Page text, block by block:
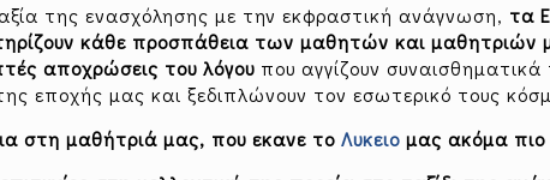
της ενασχόλησης με την εκφραστική ανάγνωση, τα
κάθε προσπάθεια των μαθητών και μαθητριών
αποχρώσεις του λόγου που αγγίζουν
εποχής μας και ξεδιπλώνουν τον εσωτερικό τους
στη μαθήτριά μας, που εκανε τοΛυκειο μας ακόμα πιο